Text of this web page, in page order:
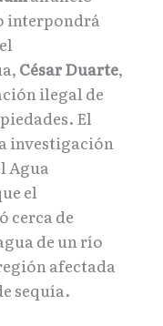
interpondrá
César Duarte,
ilegal de
El
investigación
Agua
el
cerca de
de un río
afectada
sequía.